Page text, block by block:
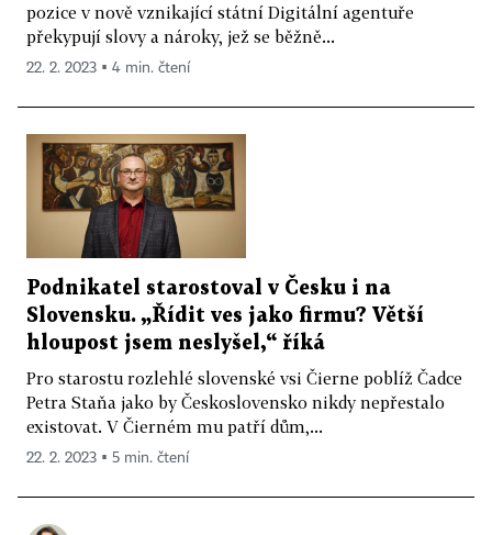
pozice v nově vznikající státní Digitální agentuře
překypují slovy a nároky, jež se běžně...
22. 2. 2023 ▪ 4 min. čtení
Podnikatel starostoval v Česku i na
Slovensku. „Řídit ves jako firmu? Větší
hloupost jsem neslyšel,“ říká
Pro starostu rozlehlé slovenské vsi Čierne poblíž Čadce
Petra Staňa jako by Československo nikdy nepřestalo
existovat. V Čierném mu patří dům,...
22. 2. 2023 ▪ 5 min. čtení